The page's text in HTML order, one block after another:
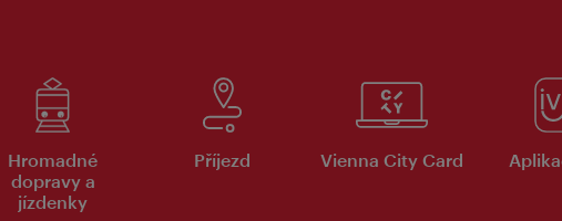
Hromadné
dopravy a
jízdenky
Příjezd Vienna City Card